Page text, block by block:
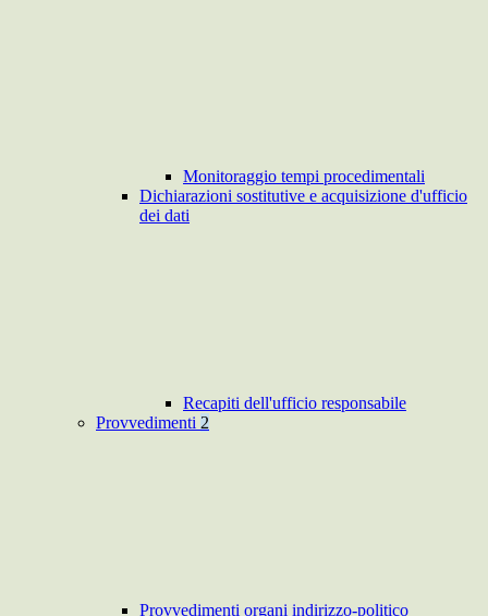
Monitoraggio tempi procedimentali
Dichiarazioni sostitutive e acquisizione d'ufficio
dei dati
Recapiti dell'ufficio responsabile
Provvedimenti 2
Provvedimenti organi indirizzo-politico